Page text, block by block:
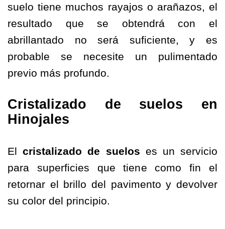
suelo tiene muchos rayajos o arañazos, el
resultado que se obtendrá con el
abrillantado no será suficiente, y es
probable se necesite un pulimentado
previo más profundo.
Cristalizado de suelos en
Hinojales
Elcristalizado de suelos es un servicio
para superficies que tiene como fin el
retornar el brillo del pavimento y devolver
su color del principio.